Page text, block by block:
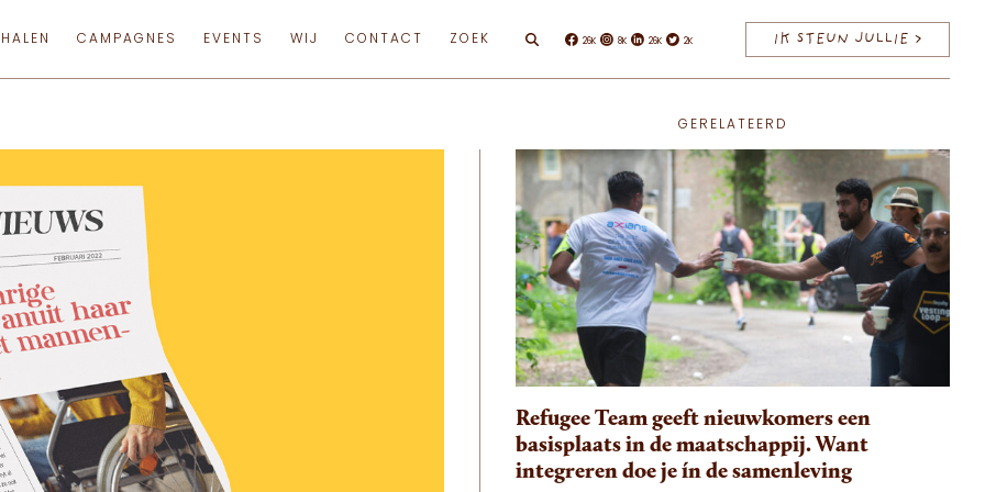
CAMPAGNES EVENTS WIJ CONTACT ZOEK Facebook
26K Instagram
8K Linkedin
26K Twitter
2K IK STEUN JULLIE >
GERELATEERD
Refugee Team geeft nieuwkomers een
basisplaats in de maatschappij. Want
integreren doe je ín de samenleving